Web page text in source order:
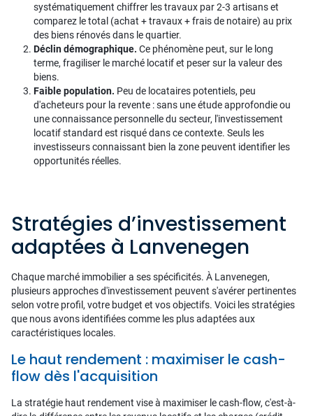
systématiquement chiffrer les travaux par 2-3 artisans et
comparez le total (achat + travaux + frais de notaire) au prix
des biens rénovés dans le quartier.
Déclin démographique. Ce phénomène peut, sur le long
terme, fragiliser le marché locatif et peser sur la valeur des
biens.
Faible population. Peu de locataires potentiels, peu
d'acheteurs pour la revente : sans une étude approfondie ou
une connaissance personnelle du secteur, l'investissement
locatif standard est risqué dans ce contexte. Seuls les
investisseurs connaissant bien la zone peuvent identifier les
opportunités réelles.
Stratégies d’investissement
adaptées à Lanvenegen
Chaque marché immobilier a ses spécificités. À Lanvenegen,
plusieurs approches d'investissement peuvent s'avérer pertinentes
selon votre profil, votre budget et vos objectifs. Voici les stratégies
que nous avons identifiées comme les plus adaptées aux
caractéristiques locales.
Le haut rendement : maximiser le cash-
flow dès l'acquisition
La stratégie haut rendement vise à maximiser le cash-flow, c'est-à-